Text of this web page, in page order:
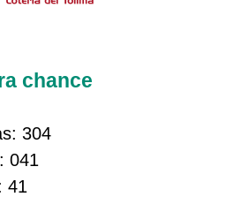
chance
304
041
41